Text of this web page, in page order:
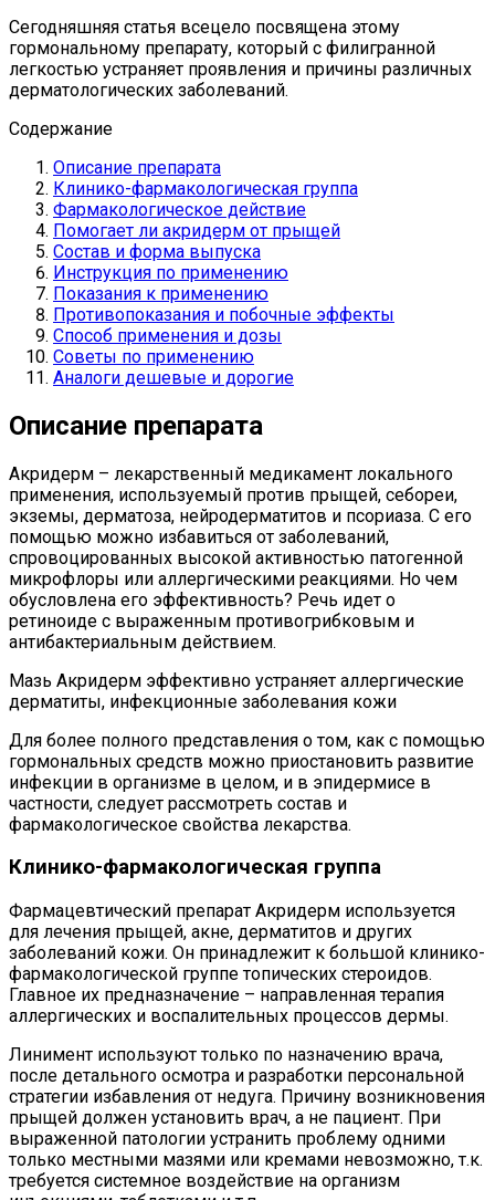
Сегодняшняя статья всецело посвящена этому
гормональному препарату, который с филигранной
легкостью устраняет проявления и причины различных
дерматологических заболеваний.
Содержание
Описание препарата
Клинико-фармакологическая группа
Фармакологическое действие
Помогает ли акридерм от прыщей
Состав и форма выпуска
Инструкция по применению
Показания к применению
Противопоказания и побочные эффекты
Способ применения и дозы
Советы по применению
Аналоги дешевые и дорогие
Описание препарата
Акридерм – лекарственный медикамент локального
применения, используемый против прыщей, себореи,
экземы, дерматоза, нейродерматитов и псориаза. С его
помощью можно избавиться от заболеваний,
спровоцированных высокой активностью патогенной
микрофлоры или аллергическими реакциями. Но чем
обусловлена его эффективность? Речь идет о
ретиноиде с выраженным противогрибковым и
антибактериальным действием.
Мазь Акридерм эффективно устраняет аллергические
дерматиты, инфекционные заболевания кожи
Для более полного представления о том, как с помощью
гормональных средств можно приостановить развитие
инфекции в организме в целом, и в эпидермисе в
частности, следует рассмотреть состав и
фармакологическое свойства лекарства.
Клинико-фармакологическая группа
Фармацевтический препарат Акридерм используется
для лечения прыщей, акне, дерматитов и других
заболеваний кожи. Он принадлежит к большой клинико-
фармакологической группе топических стероидов.
Главное их предназначение – направленная терапия
аллергических и воспалительных процессов дермы.
Линимент используют только по назначению врача,
после детального осмотра и разработки персональной
стратегии избавления от недуга. Причину возникновения
прыщей должен установить врач, а не пациент. При
выраженной патологии устранить проблему одними
только местными мазями или кремами невозможно, т.к.
требуется системное воздействие на организм